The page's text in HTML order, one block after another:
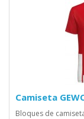
Camiseta
Bloques de